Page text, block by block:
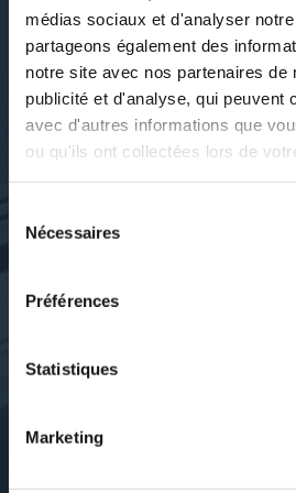
médias sociaux et d'analyser
partageons également des
notre site avec nos partenaires de
publicité et d'analyse, qui peuvent
avec d'autres informations que
ou qu'ils ont collectées lors de
Nécessaires
Préférences
Statistiques
Marketing
SES OUVRAGES